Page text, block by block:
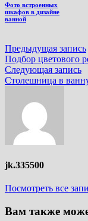
Фото встроенных
шкафов в дизайне
ванной
Навигация
по
записям
Предыдущая запись
Подбор цветового
Следующая запись
Столешница в
jk.335500
Посмотреть все
Вам также